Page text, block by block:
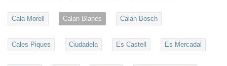
Cala Morell Calan Blanes Calan Bosch
Cales Piques Ciudadela Es Castell Es Mercadal